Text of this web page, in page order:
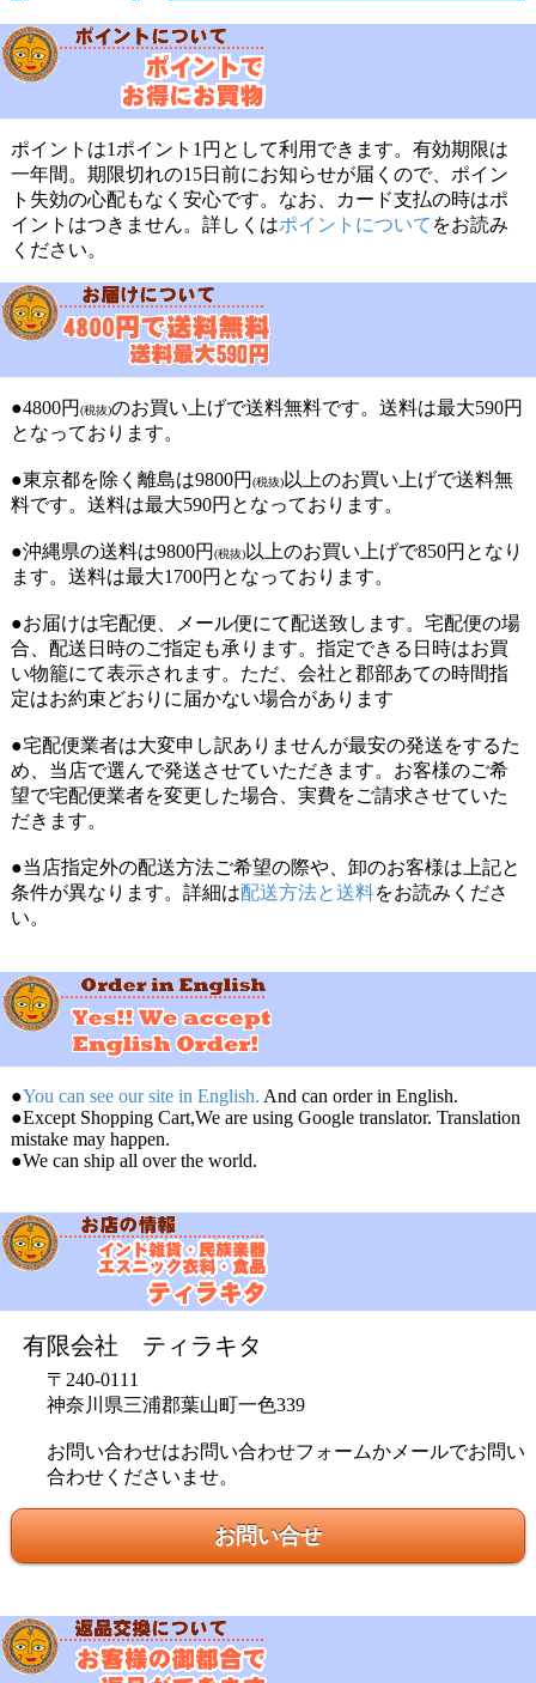
ポイントは1ポイント1円として利用できます。有効期限は
一年間。期限切れの15日前にお知らせが届くので、ポイン
ト失効の心配もなく安心です。なお、カード支払の時はポ
イントはつきません。詳しくはポイントについて をお読み
ください。
●4800円 (税抜)のお買い上げで送料無料です。送料は最大590円
となっております。
●東京都を除く離島は9800円 (税抜)以上のお買い上げで送料無
料です。送料は最大590円となっております。
●沖縄県の送料は9800円 (税抜)以上のお買い上げで850円となり
ます。送料は最大1700円となっております。
●お届けは宅配便、メール便にて配送致します。宅配便の場
合、配送日時のご指定も承ります。指定できる日時はお買
い物籠にて表示されます。ただ、会社と郡部あての時間指
定はお約束どおりに届かない場合があります
●宅配便業者は大変申し訳ありませんが最安の発送をするた
め、当店で選んで発送させていただきます。お客様のご希
望で宅配便業者を変更した場合、実費をご請求させていた
だきます。
●当店指定外の配送方法ご希望の際や、卸のお客様は上記と
条件が異なります。詳細は配送方法と送料をお読みくださ
い。
●You can see our site in English. And can order in English.
●Except Shopping Cart,We are using Google translator. Translation
mistake may happen.
●We can ship all over the world.
有限会社 ティラキタ
〒240-0111
神奈川県三浦郡葉山町一色339
お問い合わせはお問い合わせフォームかメールでお問い
合わせくださいませ。
お問い合せ